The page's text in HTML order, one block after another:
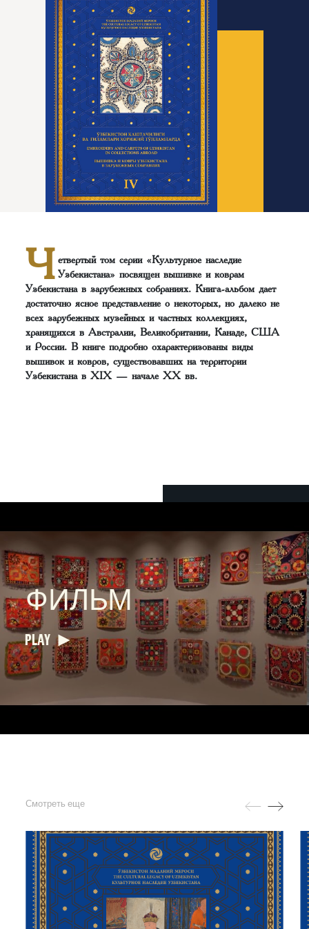
Ч етвертый том серии «Культурное наследие
Узбекистана» посвящен вышивке и коврам
Узбекистана в зарубежных собраниях. Книга-альбом дает
достаточно ясное представление о некоторых, но далеко не
всех зарубежных музейных и частных коллекциях,
хранящихся в Австралии, Великобритании, Канаде, США
и России. В книге подробно охарактеризованы виды
вышивок и ковров, существовавших на территории
Узбекистана в XIX — начале XX вв.
ФИЛЬМ
PLAY
Смотреть еще